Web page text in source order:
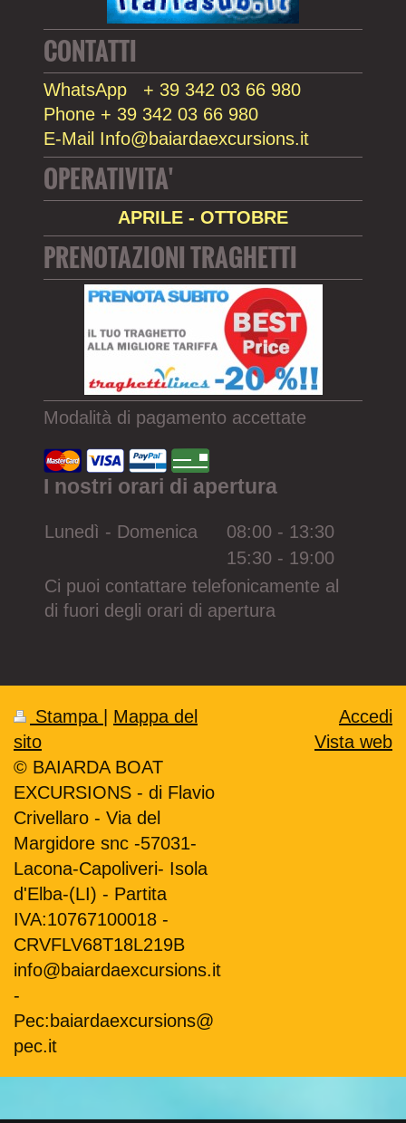
CONTATTI
WhatsApp + 39 342 03 66 980
Phone + 39 342 03 66 980
E-Mail Info@baiardaexcursions.it
OPERATIVITA'
APRILE - OTTOBRE
PRENOTAZIONI TRAGHETTI
Modalità di pagamento accettate
I nostri orari di apertura
Lunedì - Domenica 08:00 - 13:30
15:30 - 19:00
Ci puoi contattare telefonicamente al
di fuori degli orari di apertura
Stampa
Mappa del
sito
© BAIARDA BOAT
EXCURSIONS - di Flavio
Crivellaro - Via del
Margidore snc -57031-
Lacona-Capoliveri- Isola
d'Elba-(LI) - Partita
IVA:10767100018 -
CRVFLV68T18L219B
info@baiardaexcursions.it
-
Pec:baiardaexcursions@
pec.it
Accedi
Vista web